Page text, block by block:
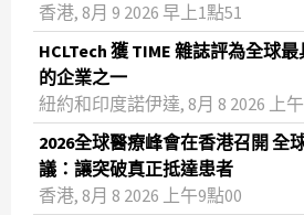
香港, 8月 9 2026 早上1點51
HCLTech 獲 TIME 雜誌評為全球
的企業之一
紐約和印度諾伊達, 8月 8 2026 上
2026全球醫療峰會在香港召開 全
議：讓突破真正抵達患者
香港, 8月 8 2026 上午9點00